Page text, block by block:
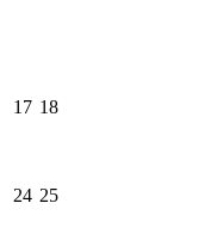
17 18
24 25